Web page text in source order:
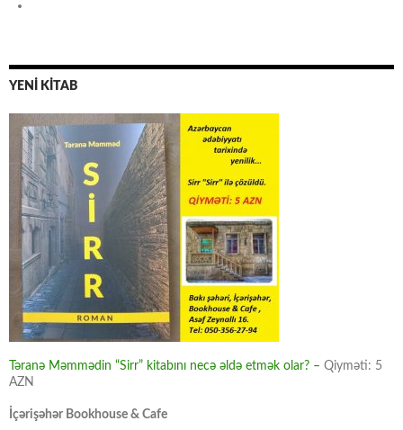
YENİ KİTAB
Təranə Məmmədin “Sirr” kitabını necə əldə etmək olar? – Qiyməti: 5
AZN
İçərişəhər Bookhouse & Cafe